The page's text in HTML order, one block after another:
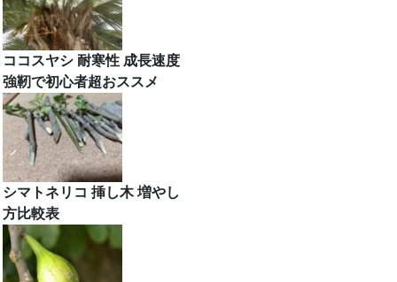
ココスヤシ 耐寒性 成長速度
強靭で初心者超おススメ
シマトネリコ 挿し木 増やし
方比較表